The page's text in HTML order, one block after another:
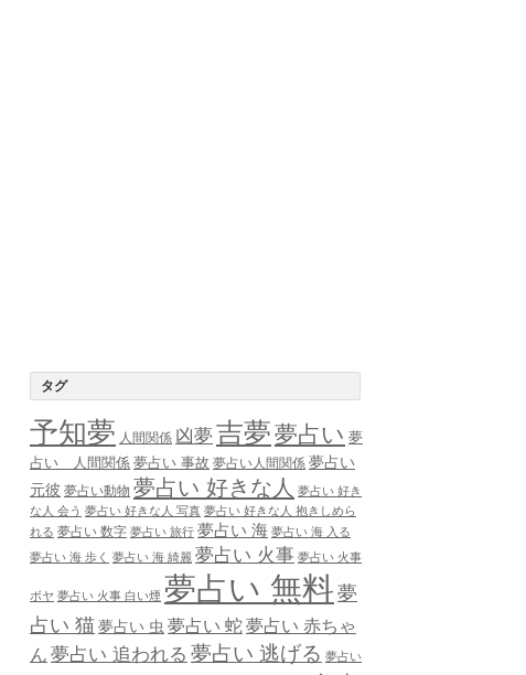
タグ
予知夢 人間関係 凶夢 吉夢夢占い 夢
占い 人間関係 夢占い 事故 夢占い人間関係 夢占い
元彼 夢占い動物 夢占い 好きな人 夢占い 好き
な人 会う 夢占い 好きな人 写真 夢占い 好きな人 抱きしめら
れる 夢占い 数字 夢占い 旅行 夢占い 海 夢占い 海 入る
夢占い 海 歩く 夢占い 海 綺麗 夢占い 火事 夢占い 火事
ボヤ 夢占い 火事 白い煙 夢占い 無料 夢
占い 猫夢占い 虫 夢占い 蛇夢占い 赤ちゃ
ん 夢占い 追われる 夢占い 逃げる 夢占い